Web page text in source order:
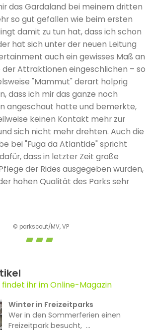
das Gardaland bei meinem dritten
so gut gefallen wie beim ersten
damit zu tun hat, dass ich schon
hat sich unter der neuen Leitung
auch ein gewisses Maß an
Attraktionen eingeschlichen – so
"Mammut" derart holprig
dass ich mir das ganze noch
angeschaut hatte und bemerkte,
keinen Kontakt mehr zur
sich nicht mehr drehten. Auch die
bei "Fuga da Atlantide" spricht
dass in letzter Zeit große
der Rides ausgegeben wurden,
hohen Qualität des Parks sehr
© parkscout/MV, VP
ihr im Online-Magazin
Winter in Freizeitparks
Wer in den Sommerferien einen
Freizeitpark besucht, ...